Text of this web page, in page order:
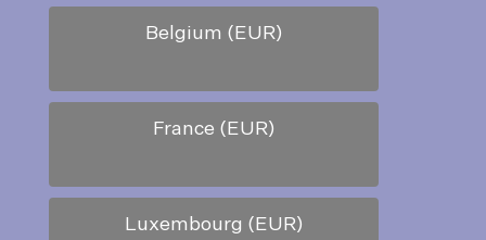
Belgium (EUR)
France (EUR)
Luxembourg (EUR)